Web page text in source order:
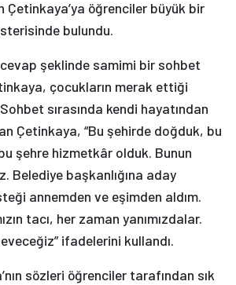
Çetinkaya’ya öğrenciler büyük bir
bulundu.
şeklinde samimi bir sohbet
çocukların merak ettiği
sırasında kendi hayatından
Çetinkaya, “Bu şehirde doğduk, bu
şehre hizmetkâr olduk. Bunun
Belediye başkanlığına aday
annemden ve eşimden aldım.
tacı, her zaman yanımızdalar.
ifadelerini kullandı.
sözleri öğrenciler tarafından sık